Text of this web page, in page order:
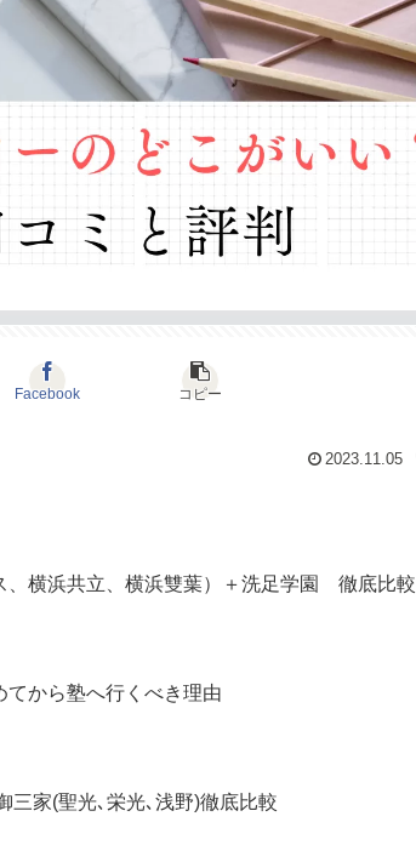
Facebook コピー
2023.11.05
、横浜共立、横浜雙葉）＋洗足学園 徹底比較
てから塾へ行くべき理由
三家(聖光､栄光､浅野)徹底比較